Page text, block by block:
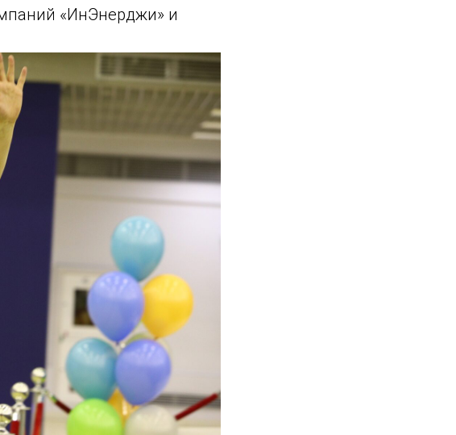
«ИнЭнерджи» и